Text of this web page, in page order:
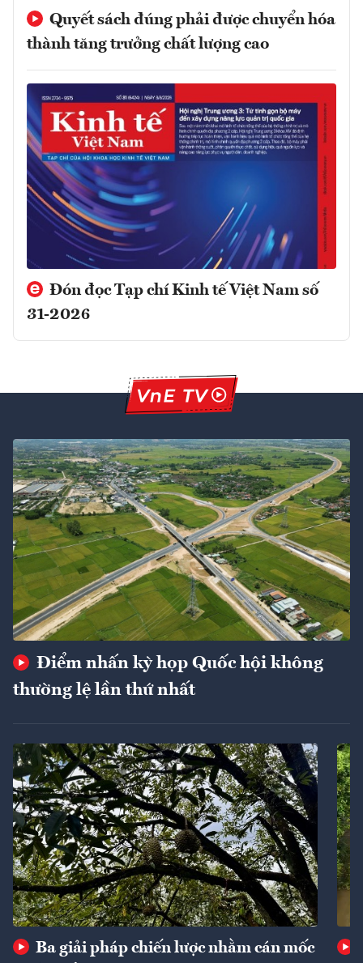
Quyết sách đúng phải được chuyển hóa
thành tăng trưởng chất lượng cao
Đón đọc Tạp chí Kinh tế Việt Nam số
31-2026
Điểm nhấn kỳ họp Quốc hội không
thường lệ lần thứ nhất
Ba giải pháp chiến lược nhằm cán mốc